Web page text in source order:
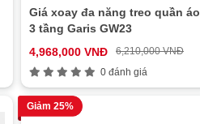
Giá xoay đa năng treo quần áo
3 tầng Garis GW23
4,968,000 VNĐ
6,210,000 VNĐ
0 đánh giá
Giảm 25%